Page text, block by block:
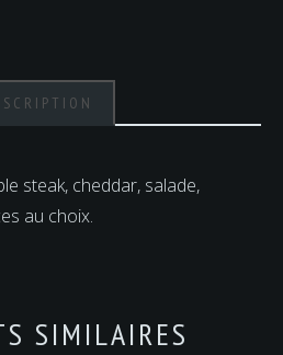
steak, cheddar, salade,
au choix.
SIMILAIRES